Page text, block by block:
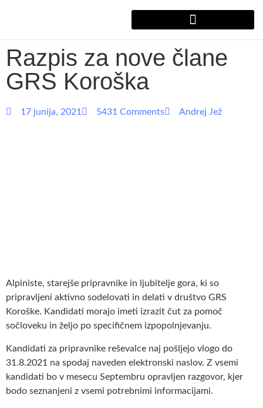
Razpis za nove člane
GRS Koroška
17 junija, 2021 5431 Comments Andrej Jež
Alpiniste, starejše pripravnike in ljubitelje gora, ki so
pripravljeni aktivno sodelovati in delati v društvo GRS
Koroške. Kandidati morajo imeti izrazit čut za pomoč
sočloveku in željo po specifičnem izpopolnjevanju.
Kandidati za pripravnike reševalce naj pošljejo vlogo do
31.8.2021 na spodaj naveden elektronski naslov. Z vsemi
kandidati bo v mesecu Septembru opravljen razgovor, kjer
bodo seznanjeni z vsemi potrebnimi informacijami.